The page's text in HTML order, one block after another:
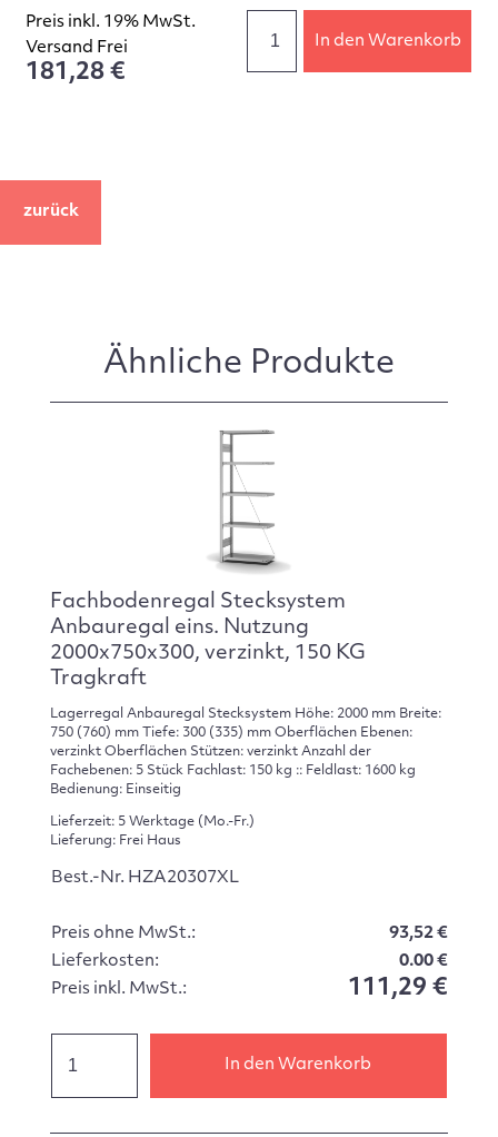
Preis inkl. 19% MwSt.
Versand Frei
181,28 €
In den Warenkorb
zurück
Ähnliche Produkte
Fachbodenregal Stecksystem
Anbauregal eins. Nutzung
2000x750x300, verzinkt, 150 KG
Tragkraft
Lagerregal Anbauregal Stecksystem Höhe: 2000 mm Breite:
750 (760) mm Tiefe: 300 (335) mm Oberflächen Ebenen:
verzinkt Oberflächen Stützen: verzinkt Anzahl der
Fachebenen: 5 Stück Fachlast: 150 kg :: Feldlast: 1600 kg
Bedienung: Einseitig
Lieferzeit: 5 Werktage (Mo.-Fr.)
Lieferung: Frei Haus
Best.-Nr. HZA20307XL
Preis ohne MwSt.:
93,52 €
Lieferkosten:
0.00 €
Preis inkl. MwSt.:
111,29 €
In den Warenkorb